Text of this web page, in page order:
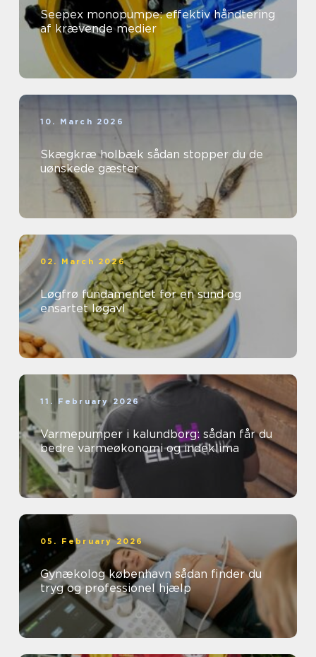
Seepex monopumpe: effektiv håndtering
af krævende medier
10. March 2026
Skægkræ holbæk sådan stopper du de
uønskede gæster
02. March 2026
Løgfrø fundamentet for en sund og
ensartet løgavl
11. February 2026
Varmepumper i kalundborg: sådan får du
bedre varmeøkonomi og indeklima
05. February 2026
Gynækolog københavn sådan finder du
tryg og professionel hjælp